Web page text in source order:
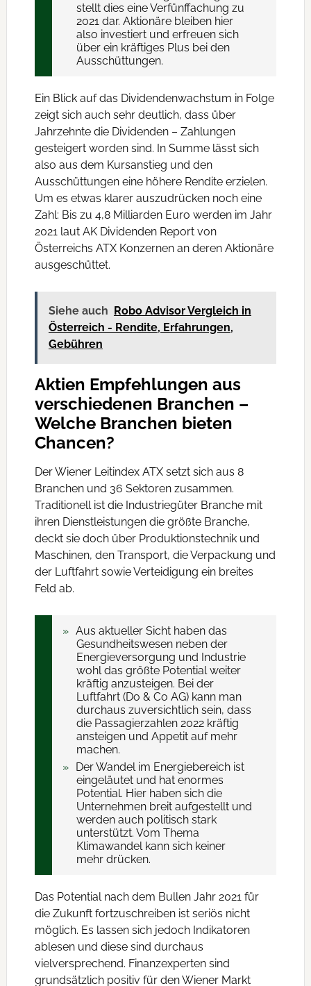
stellt dies eine Verfünffachung zu
2021 dar. Aktionäre bleiben hier
also investiert und erfreuen sich
über ein kräftiges Plus bei den
Ausschüttungen.
Ein Blick auf das Dividendenwachstum in Folge
zeigt sich auch sehr deutlich, dass über
Jahrzehnte die Dividenden – Zahlungen
gesteigert worden sind. In Summe lässt sich
also aus dem Kursanstieg und den
Ausschüttungen eine höhere Rendite erzielen.
Um es etwas klarer auszudrücken noch eine
Zahl: Bis zu 4,8 Milliarden Euro werden im Jahr
2021 laut AK Dividenden Report von
Österreichs ATX Konzernen an deren Aktionäre
ausgeschüttet.
Siehe auch Robo Advisor Vergleich in
Österreich - Rendite, Erfahrungen,
Gebühren
Aktien Empfehlungen aus
verschiedenen Branchen –
Welche Branchen bieten
Chancen?
Der Wiener Leitindex ATX setzt sich aus 8
Branchen und 36 Sektoren zusammen.
Traditionell ist die Industriegüter Branche mit
ihren Dienstleistungen die größte Branche,
deckt sie doch über Produktionstechnik und
Maschinen, den Transport, die Verpackung und
der Luftfahrt sowie Verteidigung ein breites
Feld ab.
Aus aktueller Sicht haben das
Gesundheitswesen neben der
Energieversorgung und Industrie
wohl das größte Potential weiter
kräftig anzusteigen. Bei der
Luftfahrt (Do & Co AG) kann man
durchaus zuversichtlich sein, dass
die Passagierzahlen 2022 kräftig
ansteigen und Appetit auf mehr
machen.
Der Wandel im Energiebereich ist
eingeläutet und hat enormes
Potential. Hier haben sich die
Unternehmen breit aufgestellt und
werden auch politisch stark
unterstützt. Vom Thema
Klimawandel kann sich keiner
mehr drücken.
Das Potential nach dem Bullen Jahr 2021 für
die Zukunft fortzuschreiben ist seriös nicht
möglich. Es lassen sich jedoch Indikatoren
ablesen und diese sind durchaus
vielversprechend. Finanzexperten sind
grundsätzlich positiv für den Wiener Markt